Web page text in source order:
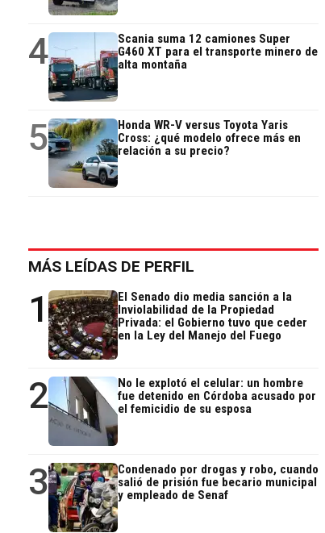
4
Scania suma 12 camiones Super
G460 XT para el transporte minero de
alta montaña
5
Honda WR-V versus Toyota Yaris
Cross: ¿qué modelo ofrece más en
relación a su precio?
MÁS LEÍDAS DE PERFIL
1
El Senado dio media sanción a la
Inviolabilidad de la Propiedad
Privada: el Gobierno tuvo que ceder
en la Ley del Manejo del Fuego
2
No le explotó el celular: un hombre
fue detenido en Córdoba acusado por
el femicidio de su esposa
3
Condenado por drogas y robo, cuando
salió de prisión fue becario municipal
y empleado de Senaf